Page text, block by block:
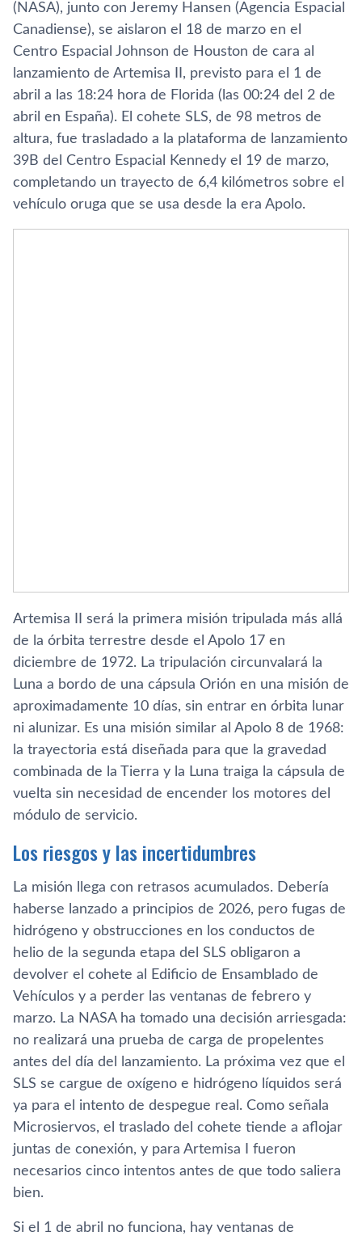
(NASA), junto con Jeremy Hansen (Agencia Espacial
Canadiense), se aislaron el 18 de marzo en el
Centro Espacial Johnson de Houston de cara al
lanzamiento de Artemisa II, previsto para el 1 de
abril a las 18:24 hora de Florida (las 00:24 del 2 de
abril en España). El cohete SLS, de 98 metros de
altura, fue trasladado a la plataforma de lanzamiento
39B del Centro Espacial Kennedy el 19 de marzo,
completando un trayecto de 6,4 kilómetros sobre el
vehículo oruga que se usa desde la era Apolo.
Artemisa II será la primera misión tripulada más allá
de la órbita terrestre desde el Apolo 17 en
diciembre de 1972. La tripulación circunvalará la
Luna a bordo de una cápsula Orión en una misión de
aproximadamente 10 días, sin entrar en órbita lunar
ni alunizar. Es una misión similar al Apolo 8 de 1968:
la trayectoria está diseñada para que la gravedad
combinada de la Tierra y la Luna traiga la cápsula de
vuelta sin necesidad de encender los motores del
módulo de servicio.
Los riesgos y las incertidumbres
La misión llega con retrasos acumulados. Debería
haberse lanzado a principios de 2026, pero fugas de
hidrógeno y obstrucciones en los conductos de
helio de la segunda etapa del SLS obligaron a
devolver el cohete al Edificio de Ensamblado de
Vehículos y a perder las ventanas de febrero y
marzo. La NASA ha tomado una decisión arriesgada:
no realizará una prueba de carga de propelentes
antes del día del lanzamiento. La próxima vez que el
SLS se cargue de oxígeno e hidrógeno líquidos será
ya para el intento de despegue real. Como señala
Microsiervos, el traslado del cohete tiende a aflojar
juntas de conexión, y para Artemisa I fueron
necesarios cinco intentos antes de que todo saliera
bien.
Si el 1 de abril no funciona, hay ventanas de